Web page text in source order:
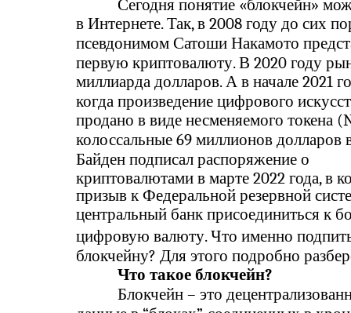
Сегодня понятие «блокчейн»
в Интернете. Так, в 2008 году до сих
псевдонимом Сатоши Накамото
первую криптовалюту. В 2020 году
миллиарда долларов. А в начале 2021
когда произведение цифрового
продано в виде несменяемого токена
колоссальные 69 миллионов
Байден подписал распоряжение о
криптовалютами в марте 2022 года, в
призыв к Федеральной резервной
центральный банк присоединиться к
цифровую валюту. Что именно
блокчейну? Для этого подробно
Что такое блокчейн?
Блокчейн – это